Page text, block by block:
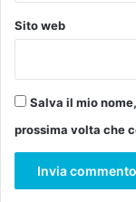
Sito web
Salva il mio
prossima volta che